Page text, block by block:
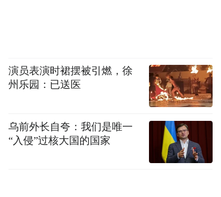
演员表演时裙摆被引燃，徐
州乐园：已送医
乌前外长自夸：我们是唯一
“入侵”过核大国的国家